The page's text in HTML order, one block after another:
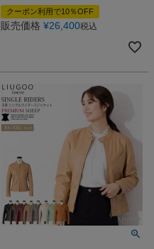
クーポン利用で10％OFF
販売価格 ¥26,400税込